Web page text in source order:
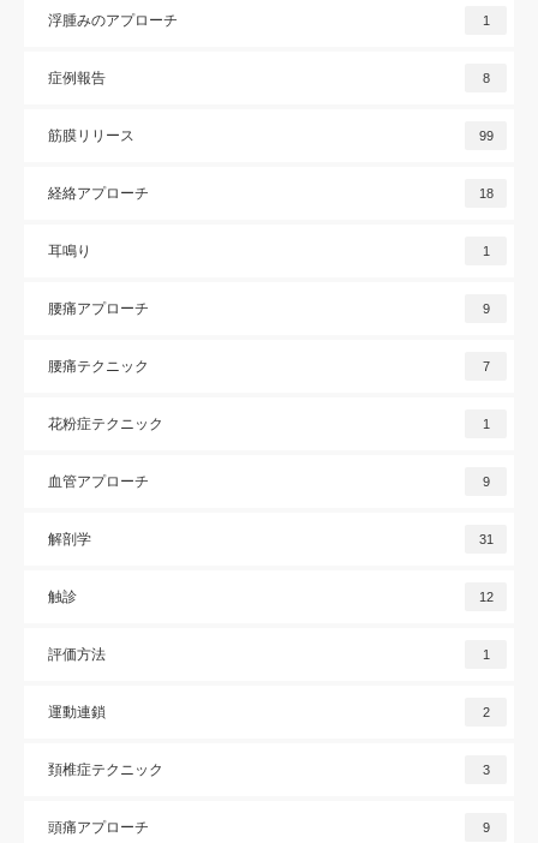
浮腫みのアプローチ 1
症例報告 8
筋膜リリース 99
経絡アプローチ 18
耳鳴り 1
腰痛アプローチ 9
腰痛テクニック 7
花粉症テクニック 1
血管アプローチ 9
解剖学 31
触診 12
評価方法 1
運動連鎖 2
頚椎症テクニック 3
頭痛アプローチ 9